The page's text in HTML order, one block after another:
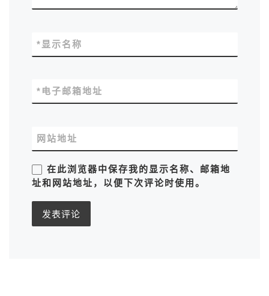
显示名称
*
电子邮箱地址
*
网站地址
在此浏览器中保存我的显示名称、邮箱地
址和网站地址，以便下次评论时使用。